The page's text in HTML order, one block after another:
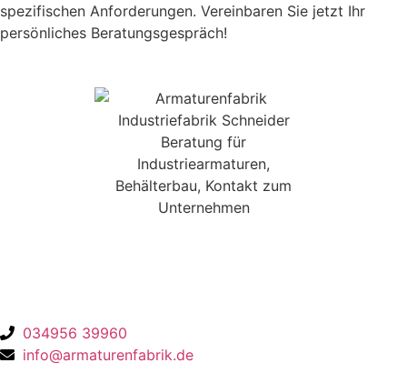
spezifischen Anforderungen. Vereinbaren Sie jetzt Ihr
persönliches Beratungsgespräch!
034956 39960
info@armaturenfabrik.de